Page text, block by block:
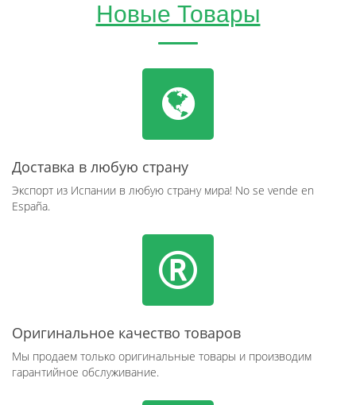
Новые Товары
Доставка в любую страну
Экспорт из Испании в любую страну мира! No se vende en
España.
Оригинальное качество товаров
Мы продаем только оригинальные товары и производим
гарантийное обслуживание.